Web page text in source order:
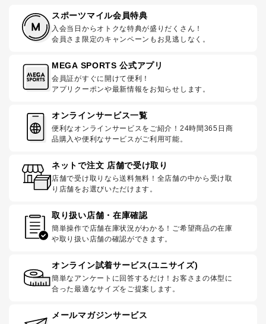
スポーツマイル会員特典
入会当日からオトクな特典が盛りだくさん！
会員さま限定のキャンペーンもお見逃しなく。
MEGA SPORTS 公式アプリ
会員証がすぐに開けて便利！
アプリクーポンや最新情報をお知らせします。
オンラインサービス一覧
便利なオンラインサービスをご紹介！24時間365日商
品購入や便利なサービスがご利用可能。
ネットで注文 店舗で受け取り
店舗で受け取りなら送料無料！全店舗の中から受け取
り店舗をお選びいただけます。
取り扱い店舗・在庫確認
簡単操作で店舗在庫状況がわかる！ご希望商品の在庫
や取り扱い店舗の確認ができます。
オンライン試着サービス(ユニサイズ)
簡単なアンケートに回答するだけ！お客さまの体型に
合った最適なサイズをご提案します。
メールマガジンサービス